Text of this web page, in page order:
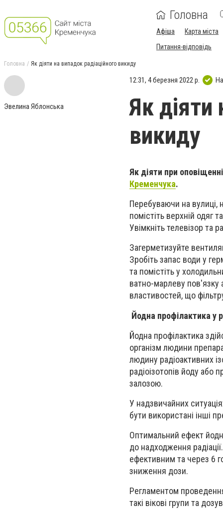
Головна
Афіша Карта міста
Питання-відповідь
Головна Як діяти на випадок радіаційного викиду
Эвелина Яблонська
12:31, 4 березня 2022 р.
Як діяти
викиду
Як діяти при
Кременчука.
Перебуваючи на
помістіть верхній одяг
Увімкніть телевізор та
Загерметизуйте
Зробіть запас води у
та помістіть у
ватно-марлеву пов'язку
властивостей, що
Йодна профілактика у
Йодна профілактика
організм людини
людину радіоактивних
радіоізотопів йоду або
залозою.
У надзвичайних
бути використані інші
Оптимальний ефект
до надходження
ефективним та через 6
зниження дози.
Регламентом
такі вікові групи та